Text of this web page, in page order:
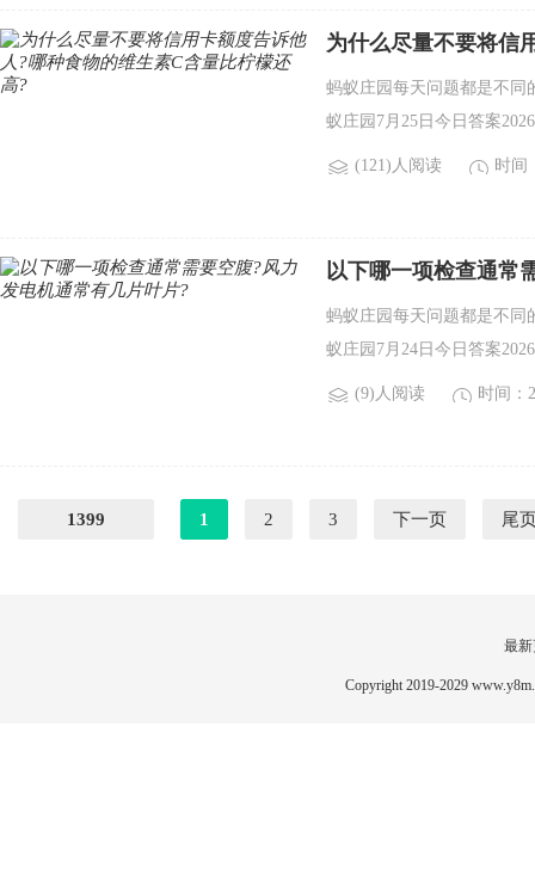
为什么尽量不要将信
蚂蚁庄园每天问题都是不同
蚁庄园7月25日今日答案
(121)人阅读 时间
以下哪一项检查通常
蚂蚁庄园每天问题都是不同
蚁庄园7月24日今日答案
(9)人阅读 时间：
1399 1 2 3 下一页 尾
最
Copyright 2019-2029